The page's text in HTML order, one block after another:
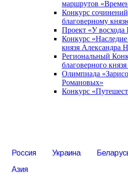
маршрутов
Конкурс
благоверному
Проект «У восхода
Конкурс «Наследие
князя Александра
Региональный
благоверного
Олимпиада
Романовых»
Конкурс
Россия Украина
Азия